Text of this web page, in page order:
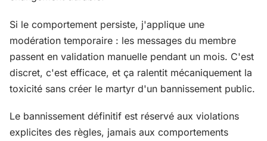
Si le comportement persiste, j'applique une
modération temporaire : les messages du membre
passent en validation manuelle pendant un mois. C'est
discret, c'est efficace, et ça ralentit mécaniquement la
toxicité sans créer le martyr d'un bannissement public.
Le bannissement définitif est réservé aux violations
explicites des règles, jamais aux comportements